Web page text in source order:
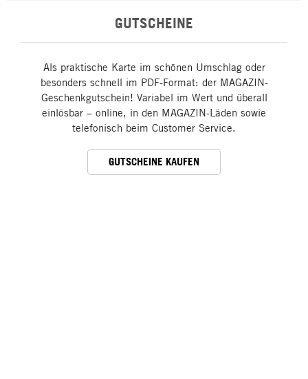
GUTSCHEINE
Als praktische Karte im schönen Umschlag oder
besonders schnell im PDF-Format: der MAGAZIN-
Geschenkgutschein! Variabel im Wert und überall
einlösbar – online, in den MAGAZIN-Läden sowie
telefonisch beim Customer Service.
GUTSCHEINE KAUFEN